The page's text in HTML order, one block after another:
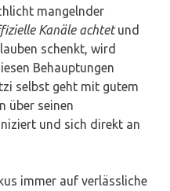
mangelnder
Kanäle achtetund
schenkt, wird
Behauptungen
selbst geht mit gutem
über seinen
und sich direkt an
immer auf verlässliche